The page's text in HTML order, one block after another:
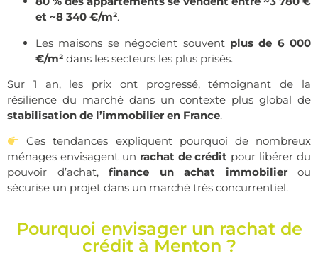
et ~8 340 €/m².
Les maisons se négocient souvent plus de 6 000
€/m² dans les secteurs les plus prisés.
Sur 1 an, les prix ont progressé, témoignant de la
résilience du marché dans un contexte plus global de
stabilisation de l’immobilier en France.
Ces tendances expliquent pourquoi de nombreux
ménages envisagent un rachat de crédit pour libérer du
pouvoir d’achat, finance un achat immobilierou
sécurise un projet dans un marché très concurrentiel.
Pourquoi envisager un rachat de
crédit à Menton ?